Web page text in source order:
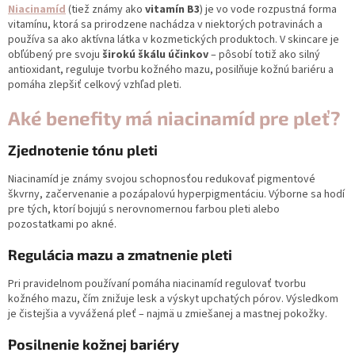
Niacinamíd (tiež známy ako vitamín B3) je vo vode rozpustná forma
vitamínu, ktorá sa prirodzene nachádza v niektorých potravinách a
používa sa ako aktívna látka v kozmetických produktoch. V skincare je
obľúbený pre svoju širokú škálu účinkov– pôsobí totiž ako silný
antioxidant, reguluje tvorbu kožného mazu, posilňuje kožnú bariéru a
pomáha zlepšiť celkový vzhľad pleti.
Aké benefity má niacinamíd pre pleť?
Zjednotenie tónu pleti
Niacinamíd je známy svojou schopnosťou redukovať pigmentové
škvrny, začervenanie a pozápalovú hyperpigmentáciu. Výborne sa hodí
pre tých, ktorí bojujú s nerovnomernou farbou pleti alebo
pozostatkami po akné.
Regulácia mazu a zmatnenie pleti
Pri pravidelnom používaní pomáha niacinamíd regulovať tvorbu
kožného mazu, čím znižuje lesk a výskyt upchatých pórov. Výsledkom
je čistejšia a vyvážená pleť – najmä u zmiešanej a mastnej pokožky.
Posilnenie kožnej bariéry